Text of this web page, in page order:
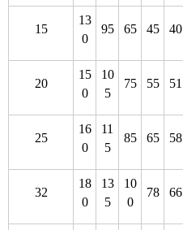
15
13
0
95 65 45 40
20
15
0
10
5
75 55 51
25
16
0
11
5
85 65 58
32
18
0
13
5
10
0
78 66